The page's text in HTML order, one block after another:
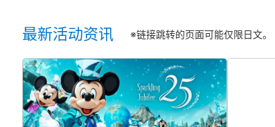
最新活动资讯 ※链接跳转的页面可能仅限日文。